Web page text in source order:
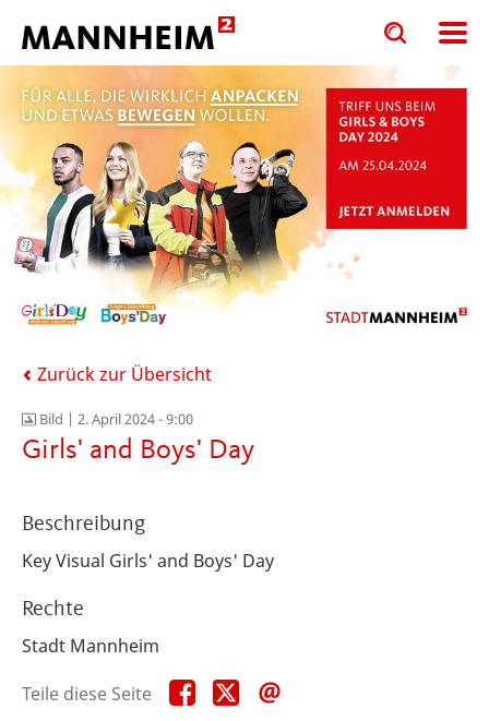
Toggle
search
input
form
Toggle
search
input
Zurück zur Übersicht
Bild | 2. April 2024 - 9:00
Girls' and Boys' Day
Beschreibung
Key Visual Girls' and Boys' Day
Rechte
Stadt Mannheim
Teile diese Seite
Teile
diese
Teile
diese